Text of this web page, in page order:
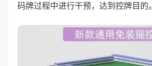
码牌过程中进行干预，达到控牌目的。